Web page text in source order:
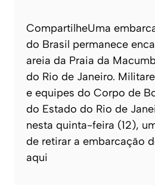
CompartilheUma
do Brasil permanece
areia da Praia da
do Rio de Janeiro.
e equipes do Corpo de
do Estado do Rio de
nesta quinta-feira (12),
de retirar a embarcação
aqui